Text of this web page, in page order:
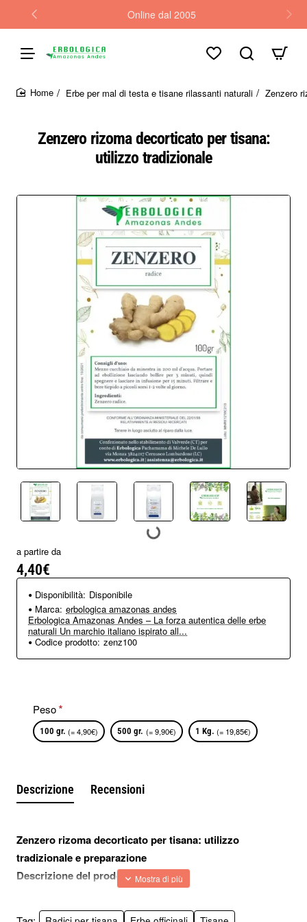
Online dal 2005
Zenzero rizoma decorticato per tisana:
utilizzo tradizionale
Erbe per mal di testa e tisane rilassanti naturali Zenzero
a partire da
4,40€
Disponibilità: Disponibile
Marca: erbologica amazonas andes
Erbologica Amazonas Andes – La forza autentica delle erbe
naturali Un marchio italiano ispirato all...
Codice prodotto: zenz100
Peso
100 gr. (= 4,90€) 500 gr. (= 9,90€) 1 Kg. (= 19,85€)
Descrizione Recensioni
Zenzero rizoma decorticato per tisana: utilizzo
tradizionale e preparazione
Descrizione del prodotto
Lo zenzero, conosciuto botanicamente come Zingiber
officinale, è una pianta utilizzata da secoli in diverse tradizioni